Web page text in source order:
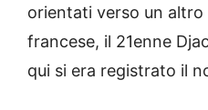
orientati verso un
francese, il 21enne
qui si era registrato il